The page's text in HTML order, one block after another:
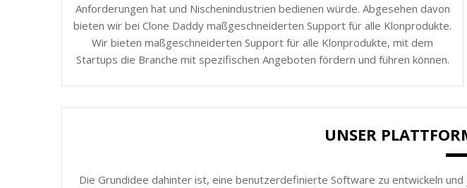
Anforderungen hat und Nischenindustrien bedienen würde. Abgesehen davon
bieten wir bei Clone Daddy maßgeschneiderten Support für alle Klonprodukte.
Wir bieten maßgeschneiderten Support für alle Klonprodukte, mit dem
Startups die Branche mit spezifischen Angeboten fördern und führen können.
UNSER
Die Grundidee dahinter ist, eine benutzerdefinierte Software zu entwickeln